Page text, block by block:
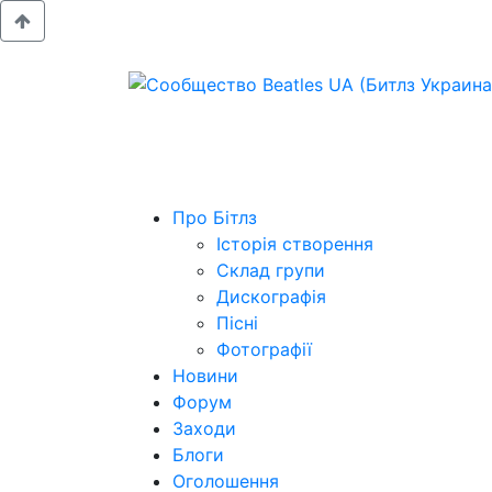
Про Бітлз
Історія створення
Склад групи
Дискографія
Пісні
Фотографії
Новини
Форум
Заходи
Блоги
Оголошення